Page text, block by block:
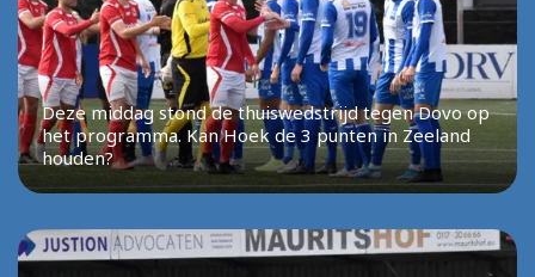
Deze middag stond de thuiswedstrijd tegen Dovo op
het programma. Kan Hoek de 3 punten in Zeeland
houden?